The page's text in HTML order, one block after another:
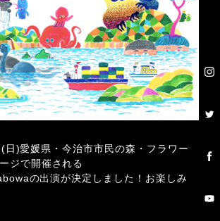
)愛媛県・今治市市民の森・フラワー
ジで開催される
の出演が決定しました！お楽しみ